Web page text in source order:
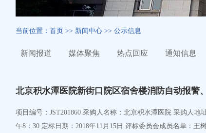
当前位置： 首页 >> 新闻中心 >> 公示信息
新闻报道 媒体聚焦 热点回应 通知信息
北京积水潭医院新街口院区宿舍楼消防自动报
项目编号：JST201860 采购人名称：北京积水潭医院 采购人地址：北京市西城区新街口东街31号 采购人联系方式：010-58516897 简要技术要求/招标项目的性质：竞争性谈判文件 谈判时间：2018年11月15日上
午8：30 定标日期：2018年11月15日 评标委员会成员名单：